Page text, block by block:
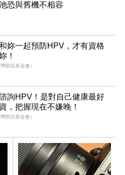
恐與舊機不相容
妳一起預防HPV，才有資格
！
癌症基金會）
詢HPV！是對自己健康最好
，把握現在不嫌晚！
癌症基金會）